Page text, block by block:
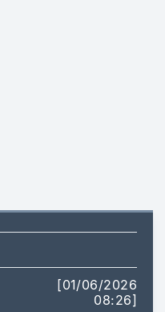
[01/06/2026
08:26]